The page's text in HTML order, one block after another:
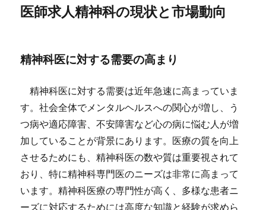
医師求人精神科の現状と市場動向
精神科医に対する需要の高まり
精神科医に対する需要は近年急速に高まっていま
す。社会全体でメンタルヘルスへの関心が増し、う
つ病や適応障害、不安障害など心の病に悩む人が増
加していることが背景にあります。医療の質を向上
させるためにも、精神科医の数や質は重要視されて
おり、特に精神科専門医のニーズは非常に高まって
います。精神科医療の専門性が高く、多様な患者ニ
ーズに対応するためには高度な知識と経験が求めら